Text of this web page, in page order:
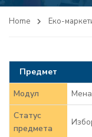
Home Еко-
Предмет
Модул
Статус
предмета